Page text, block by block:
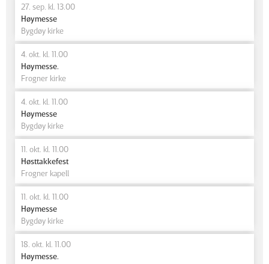
27. sep. kl. 13.00
Høymesse
Bygdøy kirke
4. okt. kl. 11.00
Høymesse.
Frogner kirke
4. okt. kl. 11.00
Høymesse
Bygdøy kirke
11. okt. kl. 11.00
Høsttakkefest
Frogner kapell
11. okt. kl. 11.00
Høymesse
Bygdøy kirke
18. okt. kl. 11.00
Høymesse.